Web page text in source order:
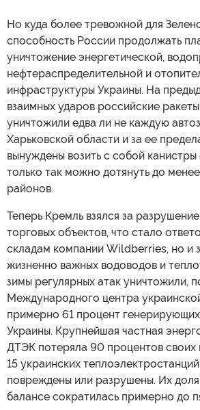
Но куда более тревожной для
способность России продолжать
уничтожение энергетической,
нефтераспределительной и
инфраструктуры Украины. На
взаимных ударов российские
уничтожили едва ли не каждую
Харьковской области и за ее
вынуждены возить с собой
только так можно дотянуть до
районов.
Теперь Кремль взялся за
торговых объектов, что стало
складам компании Wildberries, но и
жизненно важных водоводов и
зимы регулярных атак уничтожили,
Международного центра
примерно 61 процент
Украины. Крупнейшая частная
ДТЭК потеряла 90 процентов своих
15 украинских теплоэлектростанций
повреждены или разрушены. Их
балансе сократилась примерно до